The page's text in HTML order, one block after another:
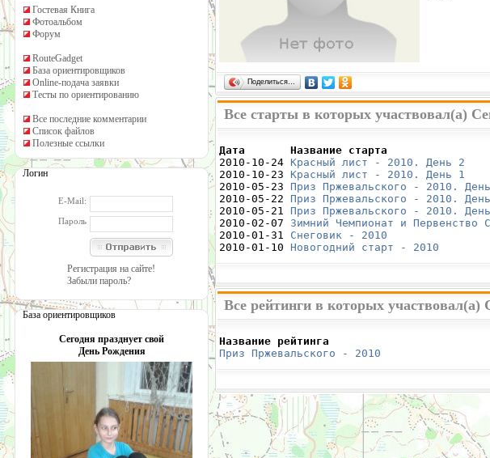
Гостевая Книга
Фотоальбом
Форум
RouteGadget
База ориентировщиков
Online-подача заявки
Тесты по ориентированию
Все последние комментарии
Список файлов
Полезные ссылки
Логин
E-Mail:
Пароль
Регистрация на сайте!
Забыли пароль?
База ориентировщиков
Сегодня празднует свой
День Рождения
Поделиться…
Все старты в которых участвовал(а)
Дата       Название старта
2010-10-24 Красный лист - 2010. День 2
2010-10-23 Красный лист - 2010. День 1
2010-05-23 Приз Пржевальского - 2010.
2010-05-22 Приз Пржевальского - 2010.
2010-05-21 Приз Пржевальского - 2010.
2010-02-07 Зимний Чемпионат и Первенство
2010-01-31 Снеговик - 2010
2010-01-10 Новогодний старт - 2010
Все рейтинги в которых участвовал(а)
Название рейтинга
Приз Пржевальского - 2010